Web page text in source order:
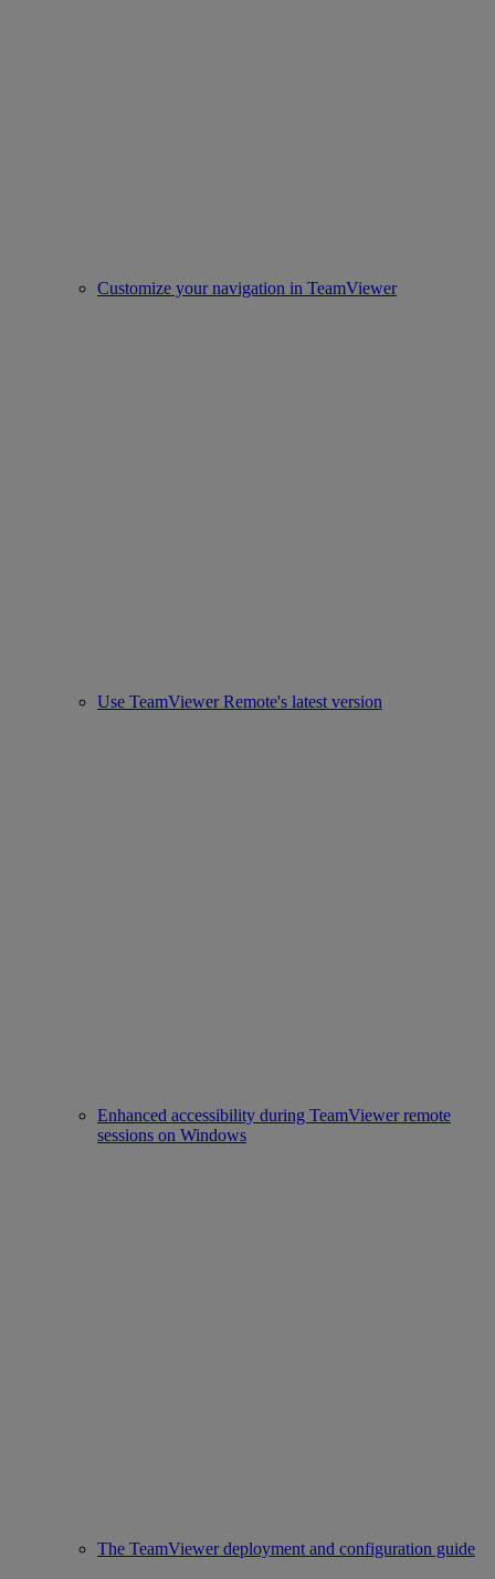
Customize your navigation in TeamViewer
Use TeamViewer Remote's latest version
Enhanced accessibility during TeamViewer remote
sessions on Windows
The TeamViewer deployment and configuration guide